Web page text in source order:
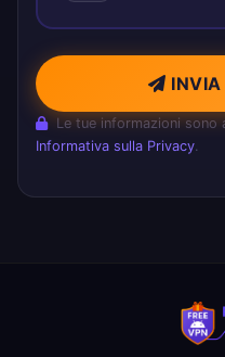
INVIA
Le tue informazioni sono
Informativa sulla Privacy.